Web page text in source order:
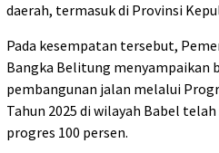
daerah, termasuk di Provinsi
Pada kesempatan tersebut,
Bangka Belitung menyampaikan
pembangunan jalan melalui
Tahun 2025 di wilayah Babel
progres 100 persen.